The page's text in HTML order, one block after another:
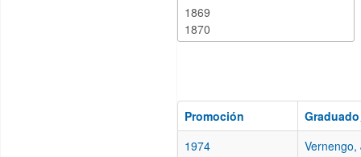
Promoción
Graduado
1974